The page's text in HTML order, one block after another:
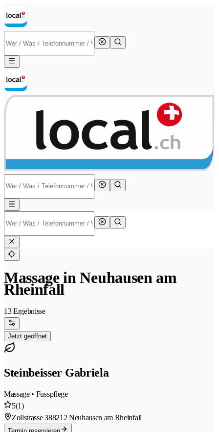
Massage in Neuhausen am
Rheinfall
13 Ergebnisse
Jetzt geöffnet
Steinbeisser Gabriela
Massage • Fusspflege
5(1)
Zollstrasse 388212 Neuhausen am Rheinfall